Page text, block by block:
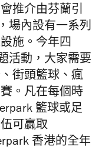
推介由芬蘭引
場內設有一系列
施。今年四
活動，大家需要
街頭籃球、瘋
。凡在每個時
籃球或足
可贏取
香港的全年